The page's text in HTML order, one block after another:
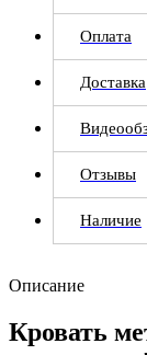
Оплата
Доставка
Отзывы
Наличие
Описание
Кровать